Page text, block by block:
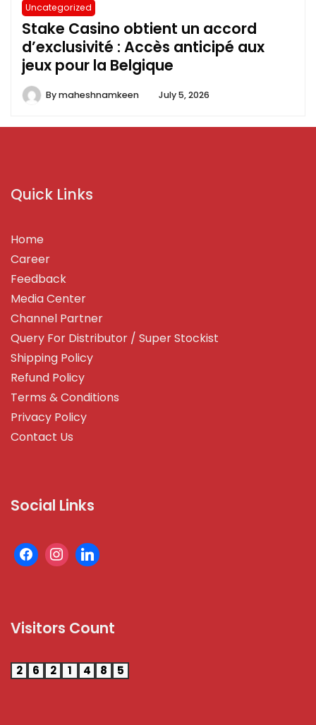
Uncategorized
Stake Casino obtient un accord
d’exclusivité : Accès anticipé aux
jeux pour la Belgique
Bymaheshnamkeen July 5, 2026
Quick Links
Home
Career
Feedback
Media Center
Channel Partner
Query For Distributor / Super Stockist
Shipping Policy
Refund Policy
Terms & Conditions
Privacy Policy
Contact Us
Social Links
Visitors Count
2 6 2 1 4 8 5